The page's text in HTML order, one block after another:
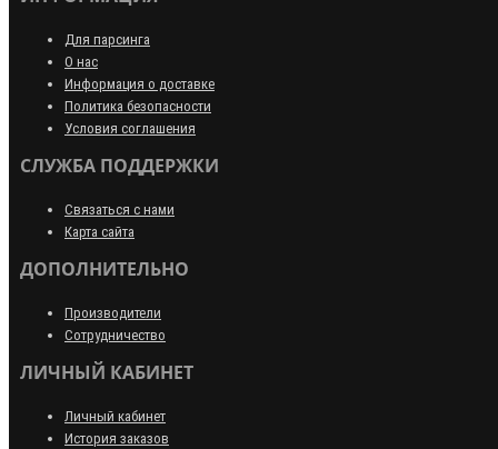
Для парсинга
О нас
Информация о доставке
Политика безопасности
Условия соглашения
СЛУЖБА ПОДДЕРЖКИ
Связаться с нами
Карта сайта
ДОПОЛНИТЕЛЬНО
Производители
Сотрудничество
ЛИЧНЫЙ КАБИНЕТ
Личный кабинет
История заказов